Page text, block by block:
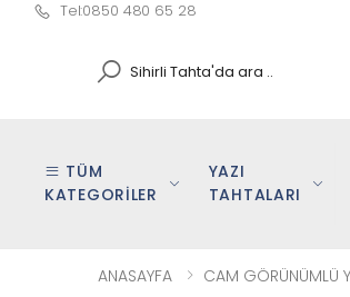
Tel:0850 480 65 28
TÜM
KATEGORİLER
YAZI
TAHTALARI
ANASAYFA CAM GÖRÜNÜMLÜ